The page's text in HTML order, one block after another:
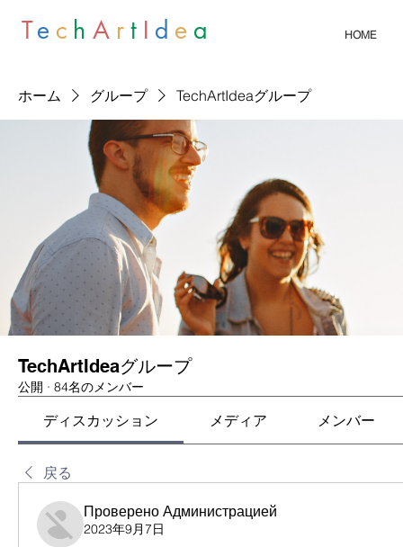
Te c hA r t I d e a HOME
ホーム グループ TechArtIdeaグループ
TechArtIdeaグループ
公開 · 84名のメンバー
ディスカッション メディア メンバー
戻る
Проверено Администрацией
2023年9月7日